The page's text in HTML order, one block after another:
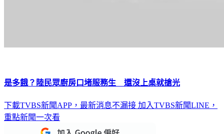
是多餓？陸民眾廚房口堵服務生 還沒上桌就搶光
下載TVBS新聞APP，最新消息不漏接 加入TVBS新聞LINE，
重點新聞一次看